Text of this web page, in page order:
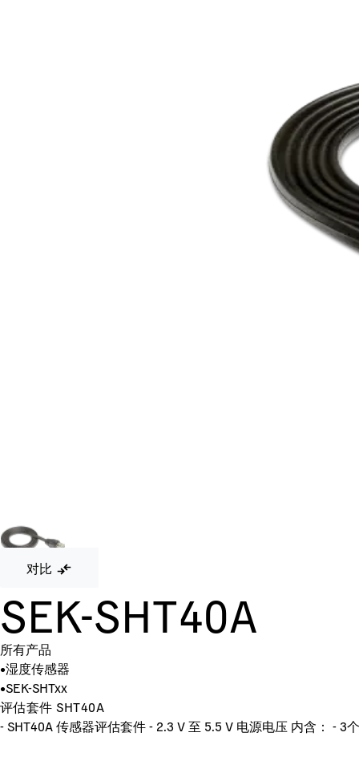
对比
SEK-SHT40A
所有产品
•湿度传感器
•SEK-SHTxx
评估套件 SHT40A
- SHT40A 传感器评估套件 - 2.3 V 至 5.5 V 电源电压 内含： - 3